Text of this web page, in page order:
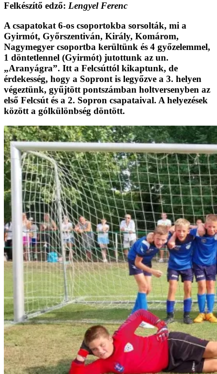
Felkészítő edző: Lengyel Ferenc
A csapatokat 6-os csoportokba sorsolták, mi a
Gyirmót, Győrszentiván, Király, Komárom,
Nagymegyer csoportba kerültünk és 4 győzelemmel,
1 döntetlennel (Gyirmót) jutottunk az un.
„Aranyágra”. Itt a Felcsúttól kikaptunk, de
érdekesség, hogy a Sopront is legyőzve a 3. helyen
végeztünk, gyűjtött pontszámban holtversenyben az
első Felcsút és a 2. Sopron csapataival. A helyezések
között a gólkülönbség döntött.